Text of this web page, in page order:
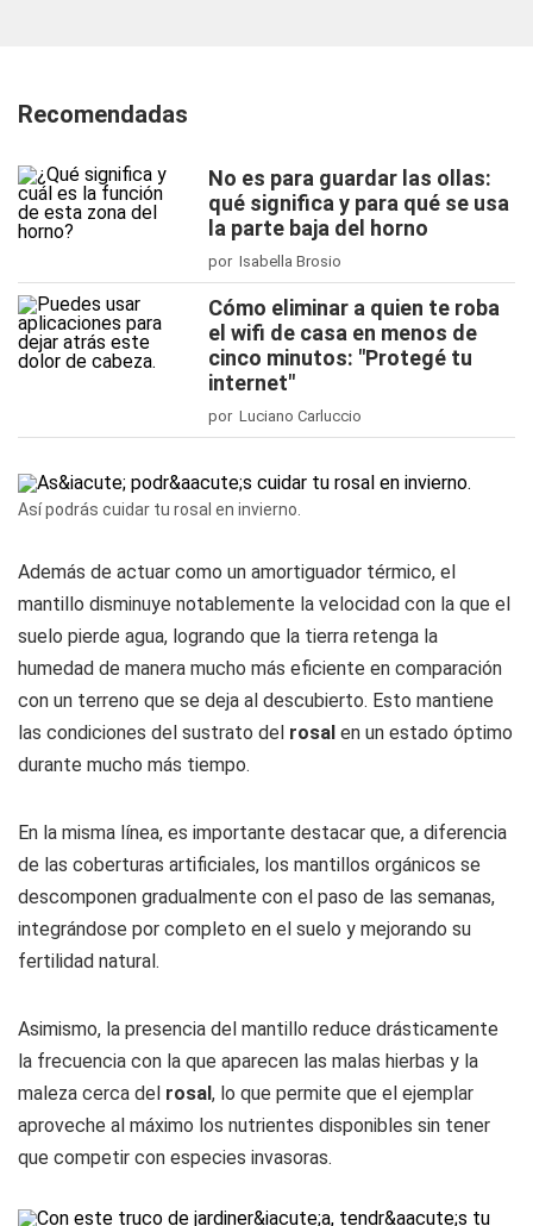
Recomendadas
No es para guardar las ollas:
qué significa y para qué se usa
la parte baja del horno
por Isabella Brosio
Cómo eliminar a quien te roba
el wifi de casa en menos de
cinco minutos: "Protegé tu
internet"
por Luciano Carluccio
Así podrás cuidar tu rosal en invierno.
Además de actuar como un amortiguador térmico, el
mantillo disminuye notablemente la velocidad con la que el
suelo pierde agua, logrando que la tierra retenga la
humedad de manera mucho más eficiente en comparación
con un terreno que se deja al descubierto. Esto mantiene
las condiciones del sustrato del rosal en un estado óptimo
durante mucho más tiempo.
En la misma línea, es importante destacar que, a diferencia
de las coberturas artificiales, los mantillos orgánicos se
descomponen gradualmente con el paso de las semanas,
integrándose por completo en el suelo y mejorando su
fertilidad natural.
Asimismo, la presencia del mantillo reduce drásticamente
la frecuencia con la que aparecen las malas hierbas y la
maleza cerca del rosal, lo que permite que el ejemplar
aproveche al máximo los nutrientes disponibles sin tener
que competir con especies invasoras.